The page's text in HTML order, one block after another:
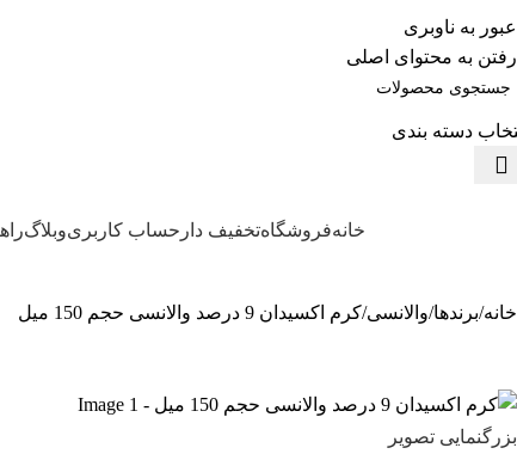
عبور به ناوبری
رفتن به محتوای اصلی
دسته بندی
خانهفروشگاهتخفیف دار حساب کاربریوبلاگ
خانه برندها والانسی کرم اکسیدان 9 درصد والانسی حجم 150 میل
بزرگنمایی تصویر